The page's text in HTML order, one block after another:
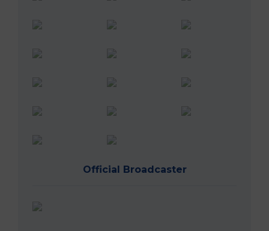
Official Broadcaster